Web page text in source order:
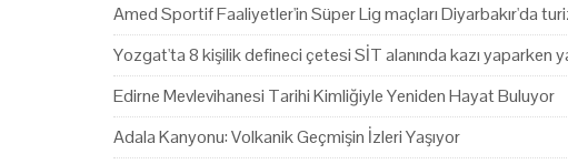
Amed Sportif Faaliyetler'in Süper Lig maçları Diyarbakır'da
Yozgat'ta 8 kişilik defineci çetesi SİT alanında kazı yaparken
Edirne Mevlevihanesi Tarihi Kimliğiyle Yeniden Hayat Buluyor
Adala Kanyonu: Volkanik Geçmişin İzleri Yaşıyor